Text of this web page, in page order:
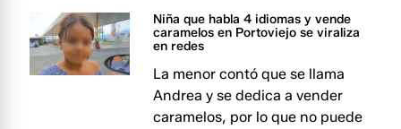
Niña que habla 4 idiomas y vende
caramelos en Portoviejo se viraliza
en redes
La menor contó que se llama
Andrea y se dedica a vender
caramelos, por lo que no puede